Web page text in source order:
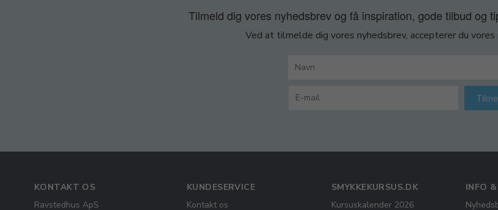
Tilmeld dig vores nyhedsbrev og få inspiration, gode tilbud og
Ved at tilmelde dig vores nyhedsbrev, accepterer du vores
KONTAKT OS
Ravstedhus ApS
KUNDESERVICE
Kontakt os
SMYKKEKURSUS.DK
Kursuskalender 2026
INFO